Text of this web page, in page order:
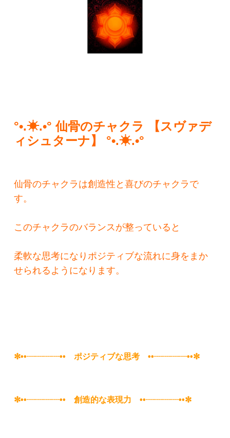
°•.☀︎.•° 仙骨のチャクラ 【スヴァデ
ィシュターナ】 °•.☀︎.•°
仙骨のチャクラは創造性と喜びのチャクラで
す。
このチャクラのバランスが整っていると
柔軟な思考になりポジティブな流れに身をまか
せられるようになります。
✼••┈┈┈┈•• ポジティブな思考 ••┈┈┈┈••✼
✼••┈┈┈┈•• 創造的な表現力 ••┈┈┈┈••✼